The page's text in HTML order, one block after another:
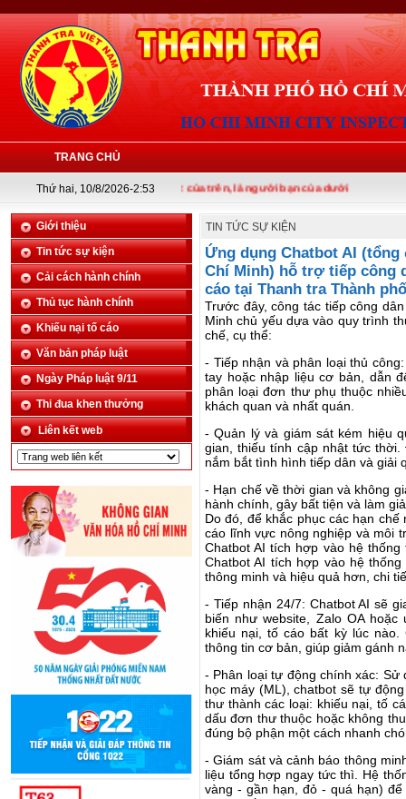
TRANG CHỦ
Thứ hai, 10/8/2026-2:53
Thanh tra là tai mắt của trên, là người bạn của dưới
Giới thiệu
Tin tức sự kiện
Cải cách hành chính
Thủ tục hành chính
Khiếu nại tố cáo
Văn bản pháp luật
Ngày Pháp luật 9/11
Thi đua khen thưởng
Liên kết web
TIN TỨC SỰ KIỆN
Ứng dụng Chatbot AI (tổng
Chí Minh) hỗ trợ tiếp công
cáo tại Thanh tra Thành
Trước đây, công tác tiếp công
Minh chủ yếu dựa vào quy trình
chế, cụ thể:
- Tiếp nhận và phân loại thủ
tay hoặc nhập liệu cơ bản, dẫn
phân loại đơn thư phụ thuộc
khách quan và nhất quán.
- Quản lý và giám sát kém hiệu
gian, thiếu tính cập nhật tức
nắm bắt tình hình tiếp dân và giải
- Hạn chế về thời gian và không
hành chính, gây bất tiện và làm
Do đó, để khắc phục các hạn
cáo lĩnh vực nông nghiệp và môi
Chatbot AI tích hợp vào hệ
Chatbot AI tích hợp vào hệ
thông minh và hiệu quả hơn, chi
- Tiếp nhận 24/7: Chatbot AI sẽ
biến như website, Zalo OA
khiếu nại, tố cáo bất kỳ lúc
thông tin cơ bản, giúp giảm gánh
- Phân loại tự động chính xác:
học máy (ML), chatbot sẽ tự
thư thành các loại: khiếu nại, tố
dấu đơn thư thuộc hoặc không
đúng bộ phận một cách nhanh
- Giám sát và cảnh báo thông
liệu tổng hợp ngay tức thì. Hệ
vàng - gần hạn, đỏ - quá hạn)